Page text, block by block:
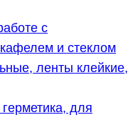
с
и стеклом
ленты клейкие,
для